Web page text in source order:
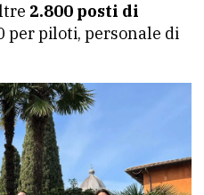
2.800 posti di
per piloti, personale di